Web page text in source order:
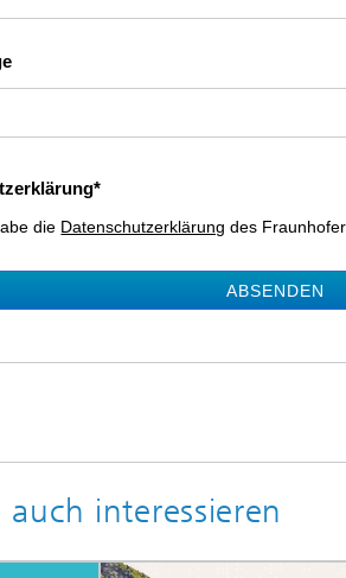
die Datenschutzerklärung des
ABSENDEN
interessieren